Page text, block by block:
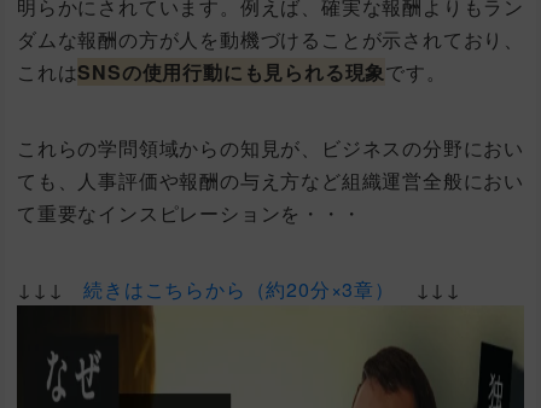
明らかにされています。例えば、確実な報酬よりもラン
ダムな報酬の方が人を動機づけることが示されており、
これはSNSの使用行動にも見られる現象です。
これらの学問領域からの知見が、ビジネスの分野におい
ても、人事評価や報酬の与え方など組織運営全般におい
て重要なインスピレーションを・・・
↓↓↓続きはこちらから（約20分×3章） ↓↓↓